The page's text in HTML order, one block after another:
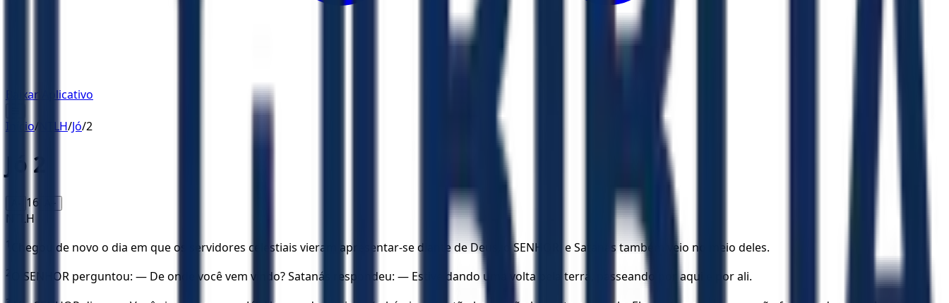
Baixar Aplicativo
Início/ NTLH/Jó/2
Jó 2
16 A+
NTLH
1 Chegou de novo o dia em que os servidores celestiais vieram apresentar-se diante de Deus, o SENHOR, e Satanás também veio no meio deles.
2 O SENHOR perguntou: — De onde você vem vindo? Satanás respondeu: — Estive dando uma volta pela terra, passeando por aqui e por ali.